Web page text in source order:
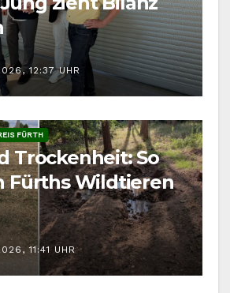
12:37 UHR
FÜRTH
Trockenheit: So
Fürths Wildtieren
11:41 UHR